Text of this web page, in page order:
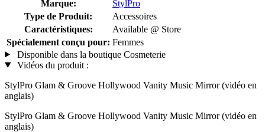
Marque:
StylPro
Type de Produit:
Accessoires
Caractéristiques:
Available @ Store
Spécialement conçu pour: Femmes
Disponible dans la boutique Cosmeterie
Vidéos du produit :
StylPro Glam & Groove Hollywood Vanity Music Mirror (vidéo en
anglais)
StylPro Glam & Groove Hollywood Vanity Music Mirror (vidéo en
anglais)